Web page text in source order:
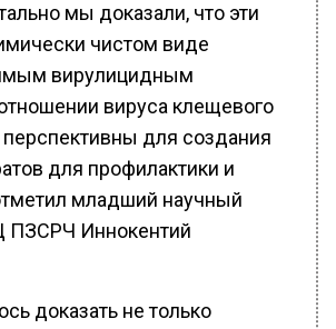
мы доказали, что эти
чистом виде
вирулицидным
вируса клещевого
для создания
для профилактики и
младший научный
ПЗСРЧ Иннокентий
доказать не только